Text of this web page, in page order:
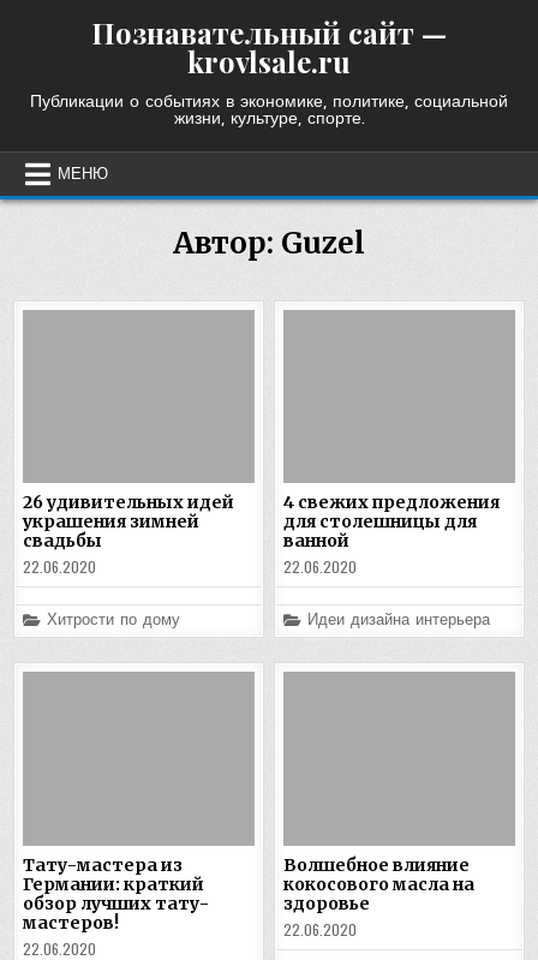
Познавательный сайт —
krovlsale.ru
Публикации о событиях в экономике, политике, социальной
жизни, культуре, спорте.
МЕНЮ
Автор: Guzel
26 удивительных идей
украшения зимней
свадьбы
22.06.2020
Posted
in
Хитрости по дому
4 свежих предложения
для столешницы для
ванной
22.06.2020
Posted
in
Идеи дизайна интерьера
Тату-мастера из
Германии: краткий
обзор лучших тату-
мастеров!
22.06.2020
Волшебное влияние
кокосового масла на
здоровье
22.06.2020